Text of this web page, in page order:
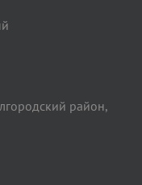
район,